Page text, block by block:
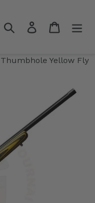
RechercherSe connecter
Panier
Yellow Fly